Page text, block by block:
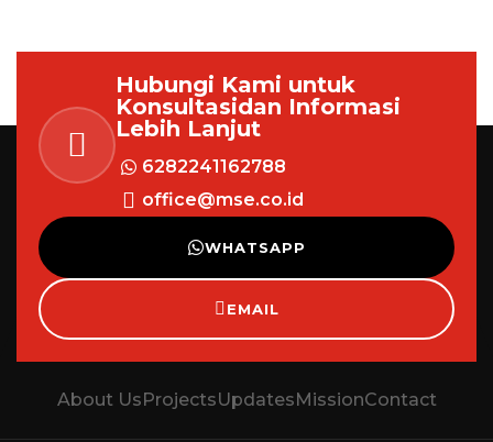
Hubungi Kami untuk
Konsultasidan Informasi
Lebih Lanjut
6282241162788
office@mse.co.id
WHATSAPP
EMAIL
About UsProjectsUpdatesMissionContact